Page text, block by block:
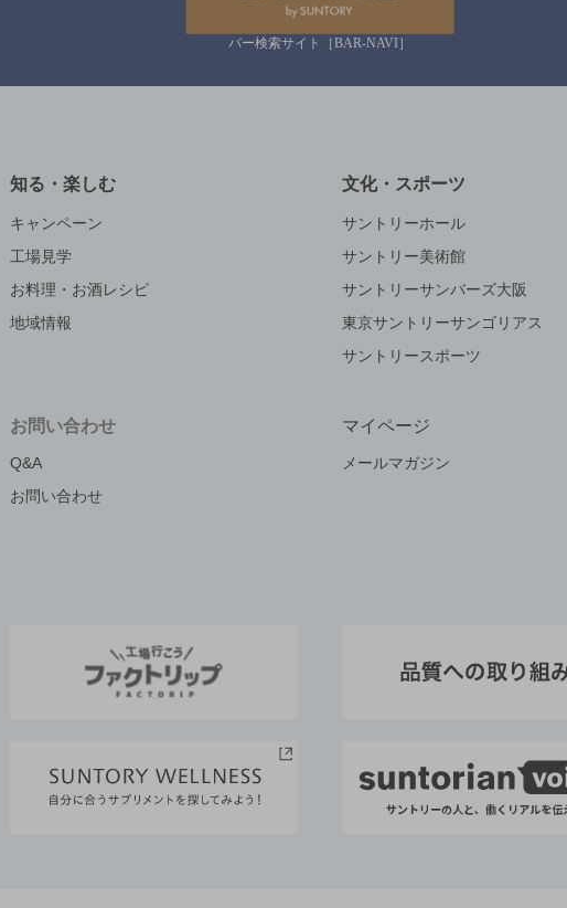
バー検索サイト［BAR-NAVI］
知る・楽しむ
キャンペーン
工場見学
お料理・お酒レシピ
地域情報
文化・スポーツ
サントリーホール
サントリー美術館
サントリーサンバーズ大阪
東京サントリーサンゴリアス
サントリースポーツ
お問い合わせ
Q&A
お問い合わせ
マイページ
メールマガジン